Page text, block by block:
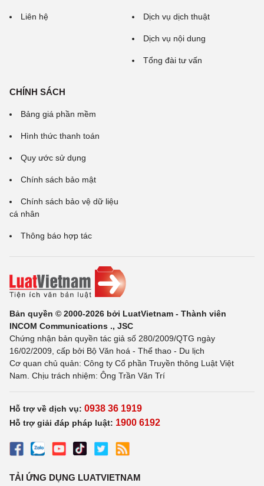
Liên hệ Dịch vụ dịch thuật
Dịch vụ nội dung
Tổng đài tư vấn
CHÍNH SÁCH
Bảng giá phần mềm
Hình thức thanh toán
Quy ước sử dụng
Chính sách bảo mật
Chính sách bảo vệ dữ liệu
cá nhân
Thông báo hợp tác
Bản quyền © 2000-2026 bởi LuatVietnam - Thành viên
INCOM Communications ., JSC
Chứng nhận bản quyền tác giả số 280/2009/QTG ngày
16/02/2009, cấp bởi Bộ Văn hoá - Thể thao - Du lịch
Cơ quan chủ quản: Công ty Cổ phần Truyền thông Luật Việt
Nam. Chịu trách nhiệm: Ông Trần Văn Trí
Hỗ trợ về dịch vụ: 0938 36 1919
Hỗ trợ giải đáp pháp luật: 1900 6192
TẢI ỨNG DỤNG LUATVIETNAM